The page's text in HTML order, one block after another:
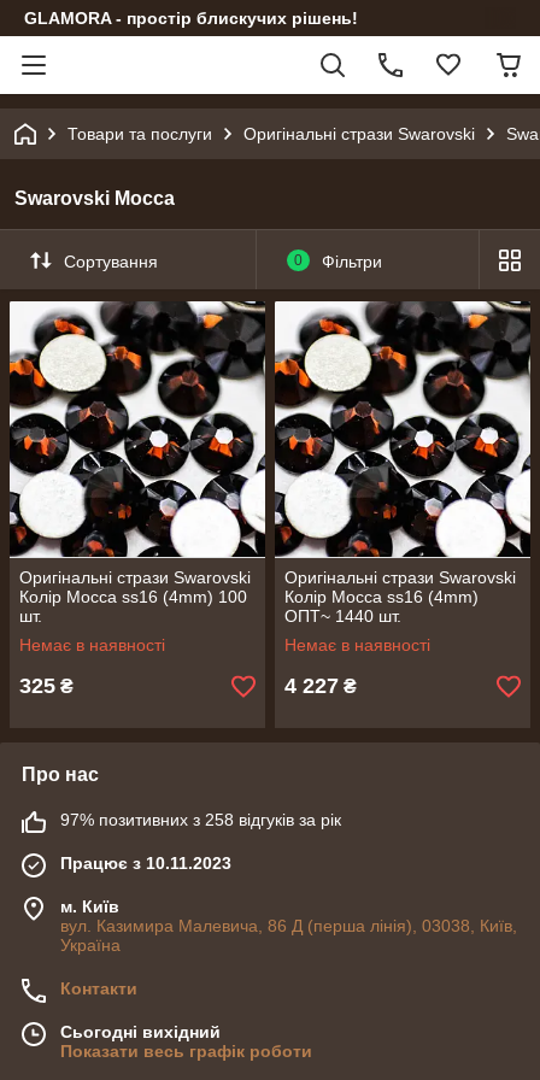
GLAMORA - простір блискучих рішень!
Товари та послуги Оригінальні стрази Swarovski
Swarovski Mocca
Сортування 0 Фільтри
Оригінальні стрази Swarovski
Колір Mocca ss16 (4mm) 100
шт.
Немає в наявності
325 ₴
Оригінальні стрази Swarovski
Колір Mocca ss16 (4mm)
ОПТ~ 1440 шт.
Немає в наявності
4 227 ₴
Про нас
97% позитивних з 258 відгуків за рік
Працює з 10.11.2023
м. Київ
вул. Казимира Малевича, 86 Д (перша лінія), 03038, Київ,
Україна
Контакти
Сьогодні вихідний
Показати весь графік роботи